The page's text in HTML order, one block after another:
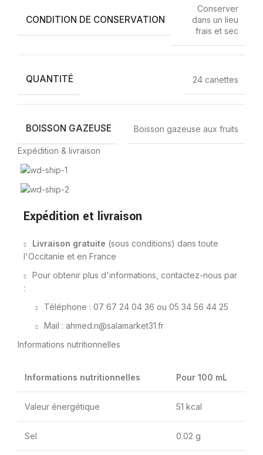
CONDITION DE CONSERVATION
Conserver
dans un lieu
frais et sec
QUANTITÉ 24 canettes
BOISSON GAZEUSE Boisson gazeuse aux fruits
Expédition & livraison
Expédition et livraison
Livraison gratuite (sous conditions) dans toute
l'Occitanie et en France
Pour obtenir plus d'informations, contactez-nous par
:
Téléphone : 07 67 24 04 36 ou 05 34 56 44 25
Mail : ahmed.n@salamarket31.fr
Informations nutritionnelles
Informations nutritionnelles Pour 100 mL
Valeur énergétique 51 kcal
Sel 0.02 g